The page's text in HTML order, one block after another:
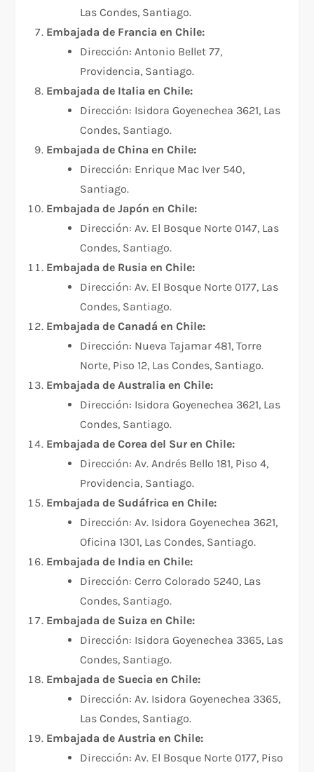
Las Condes, Santiago.
Embajada de Francia en Chile:
Dirección: Antonio Bellet 77,
Providencia, Santiago.
Embajada de Italia en Chile:
Dirección: Isidora Goyenechea 3621, Las
Condes, Santiago.
Embajada de China en Chile:
Dirección: Enrique Mac Iver 540,
Santiago.
Embajada de Japón en Chile:
Dirección: Av. El Bosque Norte 0147, Las
Condes, Santiago.
Embajada de Rusia en Chile:
Dirección: Av. El Bosque Norte 0177, Las
Condes, Santiago.
Embajada de Canadá en Chile:
Dirección: Nueva Tajamar 481, Torre
Norte, Piso 12, Las Condes, Santiago.
Embajada de Australia en Chile:
Dirección: Isidora Goyenechea 3621, Las
Condes, Santiago.
Embajada de Corea del Sur en Chile:
Dirección: Av. Andrés Bello 181, Piso 4,
Providencia, Santiago.
Embajada de Sudáfrica en Chile:
Dirección: Av. Isidora Goyenechea 3621,
Oficina 1301, Las Condes, Santiago.
Embajada de India en Chile:
Dirección: Cerro Colorado 5240, Las
Condes, Santiago.
Embajada de Suiza en Chile:
Dirección: Isidora Goyenechea 3365, Las
Condes, Santiago.
Embajada de Suecia en Chile:
Dirección: Av. Isidora Goyenechea 3365,
Las Condes, Santiago.
Embajada de Austria en Chile:
Dirección: Av. El Bosque Norte 0177, Piso